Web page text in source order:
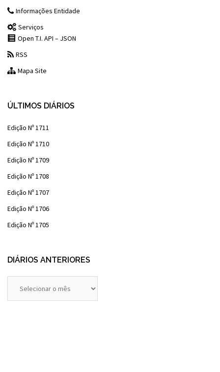
Informações Entidade
Serviços
Open T.I. API – JSON
RSS
Mapa Site
ÚLTIMOS DIÁRIOS
Edição Nº 1711
Edição Nº 1710
Edição Nº 1709
Edição Nº 1708
Edição Nº 1707
Edição Nº 1706
Edição Nº 1705
DIÁRIOS ANTERIORES
Anteriores